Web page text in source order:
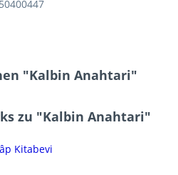
"Kalbin Anahtari"
zu "Kalbin Anahtari"
Kitabevi